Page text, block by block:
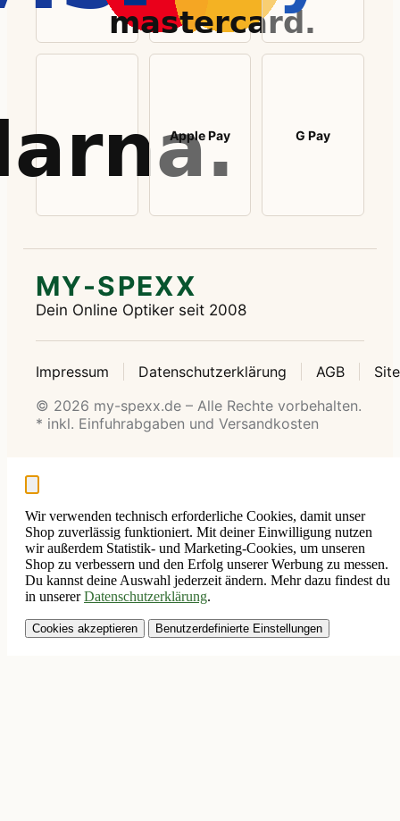
Apple Pay G Pay
MY-SPEXX
Dein Online Optiker seit 2008
Impressum Datenschutzerklärung AGB
© 2026 my-spexx.de – Alle Rechte vorbehalten.
* inkl. Einfuhrabgaben und Versandkosten
Wir verwenden technisch erforderliche Cookies, damit unser
Shop zuverlässig funktioniert. Mit deiner Einwilligung nutzen
wir außerdem Statistik- und Marketing-Cookies, um unseren
Shop zu verbessern und den Erfolg unserer Werbung zu messen.
Du kannst deine Auswahl jederzeit ändern. Mehr dazu findest du
in unsererDatenschutzerklärung.
Cookies akzeptieren Benutzerdefinierte Einstellungen